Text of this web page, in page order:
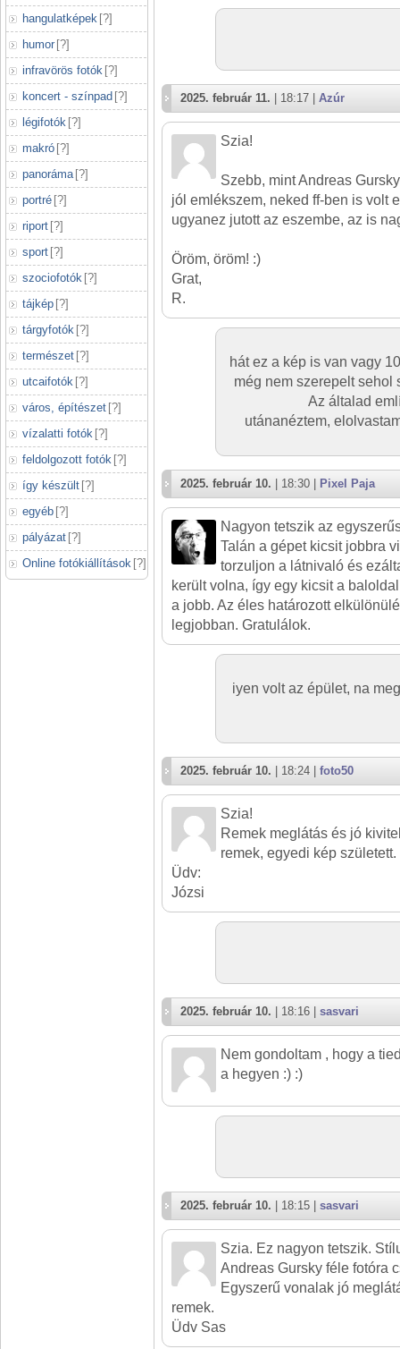
hangulatképek [?]
humor [?]
infravörös fotók [?]
koncert - színpad [?]
légifotók [?]
makró [?]
panoráma [?]
portré [?]
riport [?]
sport [?]
szociofotók [?]
tájkép [?]
tárgyfotók [?]
természet [?]
utcaifotók [?]
város, építészet [?]
vízalatti fotók [?]
feldolgozott fotók [?]
így készült [?]
egyéb [?]
pályázat [?]
Online fotókiállítások [?]
2025. február 11. | 18:17 | Azúr
Szia!
Szebb, mint Andreas
jól emlékszem, neked ff-ben is volt
ugyanez jutott az eszembe, az is
Öröm, öröm! :)
Grat,
R.
hát ez a kép is van vagy
még nem szerepelt sehol
Az általad
utánanéztem,
2025. február 10. | 18:30 | Pixel Paja
Nagyon tetszik az
Talán a gépet kicsit jobbra
torzuljon a látnivaló és
került volna, így egy kicsit a
a jobb. Az éles határozott
legjobban. Gratulálok.
iyen volt az épület, na
2025. február 10. | 18:24 | foto50
Szia!
Remek meglátás és jó
remek, egyedi kép született.
Üdv:
Józsi
2025. február 10. | 18:16 | sasvari
Nem gondoltam , hogy a
a hegyen :) :)
2025. február 10. | 18:15 | sasvari
Szia. Ez nagyon tetszik.
Andreas Gursky féle fotóra
Egyszerű vonalak jó
remek.
Üdv Sas